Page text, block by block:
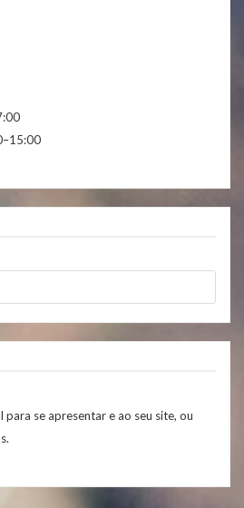
para se apresentar e ao seu site, ou